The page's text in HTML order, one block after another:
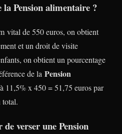
Pension alimentaire ?
vital de 550 euros, on obtient
et un droit de visite
on obtient un pourcentage
de la Pension
11,5% x 450 = 51,75 euros par
total.
verser une Pension